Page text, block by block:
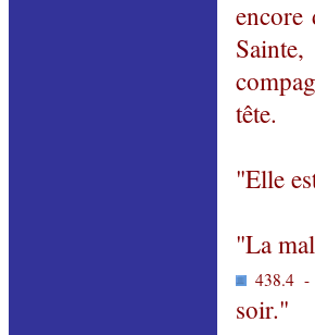
encore
tête.
"Elle
"La
438.4 -
soir."